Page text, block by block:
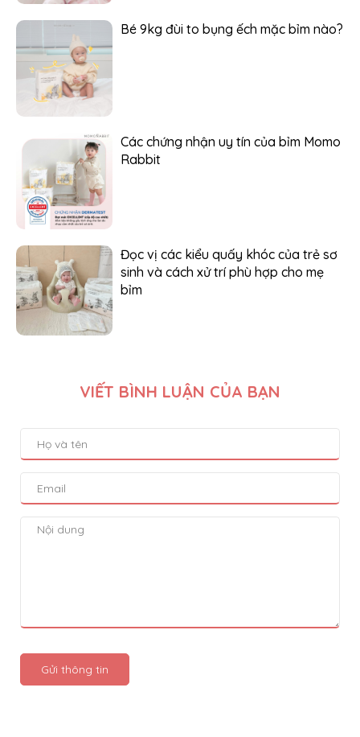
Bé 9kg đùi to bụng ếch mặc bỉm nào?
Các chứng nhận uy tín của bỉm Momo
Rabbit
Đọc vị các kiểu quấy khóc của trẻ sơ
sinh và cách xử trí phù hợp cho mẹ
bỉm
VIẾT BÌNH LUẬN CỦA BẠN
Gửi thông tin